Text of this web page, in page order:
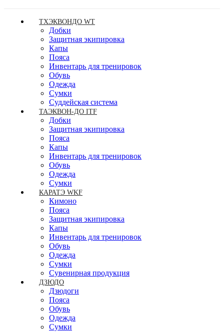
ТХЭКВОНДО WT
Добки
Защитная экипировка
Капы
Пояса
Инвентарь для тренировок
Обувь
Одежда
Сумки
Суддейская система
ТАЭКВОН-ДО ITF
Добки
Защитная экипировка
Пояса
Капы
Инвентарь для тренировок
Обувь
Одежда
Сумки
КАРАТЭ WKF
Кимоно
Пояса
Защитная экипировка
Капы
Инвентарь для тренировок
Обувь
Одежда
Сумки
Сувенирная продукция
ДЗЮДО
Дзюдоги
Пояса
Обувь
Одежда
Сумки